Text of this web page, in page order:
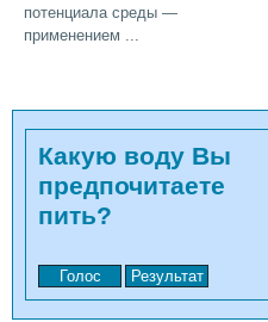
потенциала среды —
...
Какую воду Вы
предпочитаете